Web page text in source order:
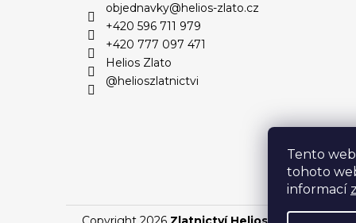
Tento
tohoto
informací
objednavky@helios-zlato.cz
+420 596 711 979
+420 777 097 471
Helios Zlato
@helioszlatnictvi